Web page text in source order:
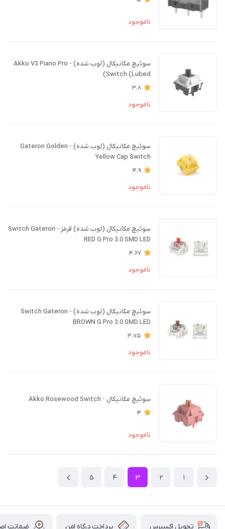
ناموجود
سوئیچ مکانیکال (لوب شده) - Akko V3 Piano Pro
Switch (Lubed)
3.8
ناموجود
سوئیچ مکانیکال (لوب شده) - Gateron Golden
Yellow Cap Switch
4.9
ناموجود
سوئیچ مکانیکال (لوب شده) قرمز - Switch Gateron
RED G Pro 3.0 SMD LED
4.67
ناموجود
سوئیچ مکانیکال (لوب شده) - Switch Gateron
BROWN G Pro 3.0 SMD LED
3.75
ناموجود
سوئیچ مکانیکال - Akko Rosewood Switch
4
ناموجود
1
2
3
4
5
تحویل اکسپرس پرداخت درگاه امن ضمانت